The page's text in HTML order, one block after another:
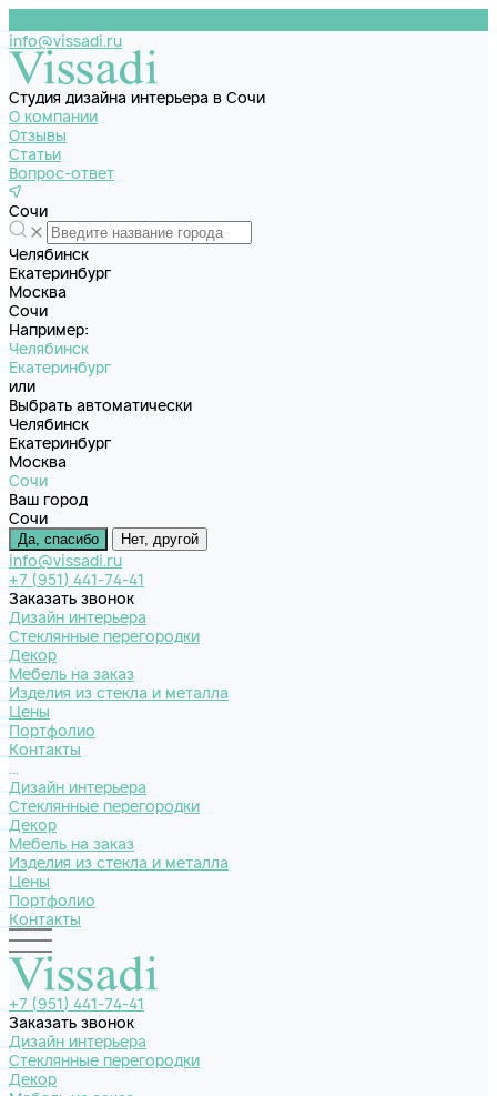
info@vissadi.ru
Студия дизайна интерьера в Сочи
О компании
Отзывы
Статьи
Вопрос-ответ
Сочи
Челябинск
Екатеринбург
Москва
Сочи
Например:
Челябинск
Екатеринбург
или
Выбрать автоматически
Челябинск
Екатеринбург
Москва
Сочи
Ваш город
Сочи
Да, спасибо Нет, другой
info@vissadi.ru
+7 (951) 441-74-41
Заказать звонок
Дизайн интерьера
Стеклянные перегородки
Декор
Мебель на заказ
Изделия из стекла и металла
Цены
Портфолио
Контакты
...
Дизайн интерьера
Стеклянные перегородки
Декор
Мебель на заказ
Изделия из стекла и металла
Цены
Портфолио
Контакты
+7 (951) 441-74-41
Заказать звонок
Дизайн интерьера
Стеклянные перегородки
Декор